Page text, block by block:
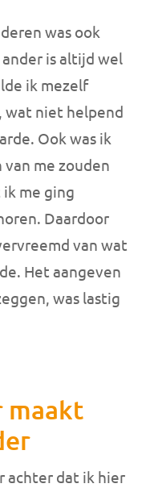
was ook
is altijd wel
ik mezelf
wat niet helpend
Ook was ik
me zouden
me ging
Daardoor
van wat
Het aangeven
was lastig
maakt
achter dat ik hier